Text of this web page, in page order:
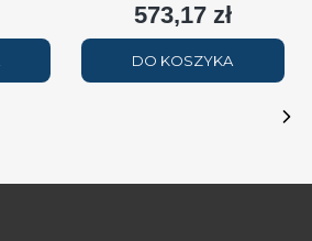
Cena
573,17 zł
DO KOSZYKA